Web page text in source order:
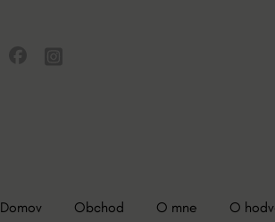
Domov Obchod O mne O